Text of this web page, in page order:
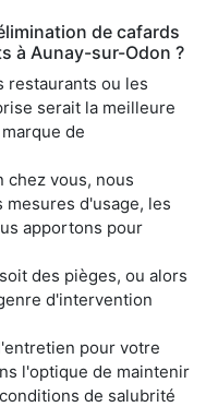
de cafards
à Aunay-sur-Odon ?
restaurants ou les
serait la meilleure
de
chez vous, nous
d'usage, les
apportons pour
des pièges, ou alors
d'intervention
pour votre
l'optique de maintenir
de salubrité